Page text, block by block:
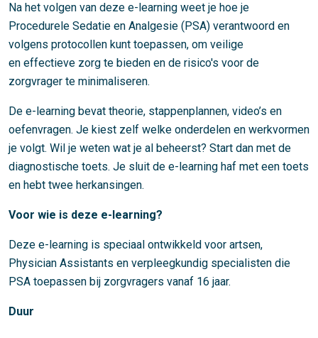
Na het volgen van deze e-learning weet je hoe je
Procedurele Sedatie en Analgesie (PSA) verantwoord en
volgens protocollen kunt toepassen, om veilige
en effectieve zorg te bieden en de risico's voor de
zorgvrager te minimaliseren.
De e-learning bevat theorie, stappenplannen, video’s en
oefenvragen. Je kiest zelf welke onderdelen en werkvormen
je volgt. Wil je weten wat je al beheerst? Start dan met de
diagnostische toets. Je sluit de e-learning haf met een toets
en hebt twee herkansingen.
Voor wie is deze e-learning?
Deze e-learning is speciaal ontwikkeld voor artsen,
Physician Assistants en verpleegkundig specialisten die
PSA toepassen bij zorgvragers vanaf 16 jaar.
Duur